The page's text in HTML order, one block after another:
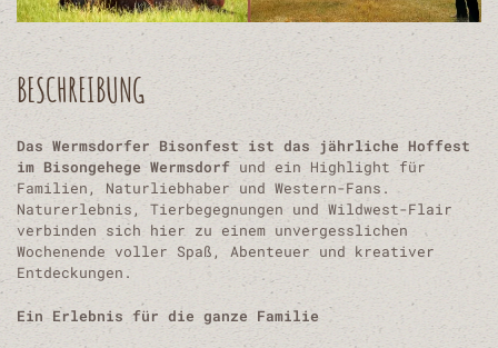
BESCHREIBUNG
Das Wermsdorfer Bisonfest ist das jährliche Hoffest
im Bisongehege Wermsdorf und ein Highlight für
Familien, Naturliebhaber und Western-Fans.
Naturerlebnis, Tierbegegnungen und Wildwest-Flair
verbinden sich hier zu einem unvergesslichen
Wochenende voller Spaß, Abenteuer und kreativer
Entdeckungen.
Ein Erlebnis für die ganze Familie